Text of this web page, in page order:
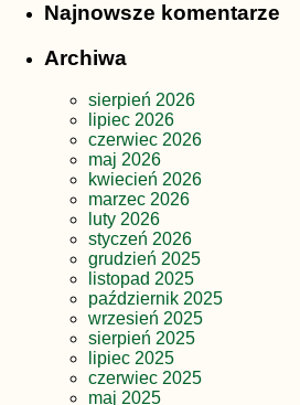
Najnowsze komentarze
Archiwa
sierpień 2026
lipiec 2026
czerwiec 2026
maj 2026
kwiecień 2026
marzec 2026
luty 2026
styczeń 2026
grudzień 2025
listopad 2025
październik 2025
wrzesień 2025
sierpień 2025
lipiec 2025
czerwiec 2025
maj 2025